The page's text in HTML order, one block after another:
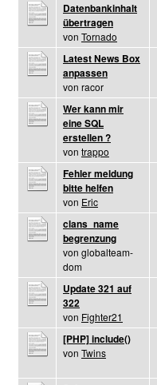
Datenbankinhalt
übertragen
von Tornado
Latest News Box
anpassen
von racor
Wer kann mir
eine SQL
erstellen ?
von trappo
Fehler meldung
bitte helfen
von Eric
clans_name
begrenzung
von globalteam-
dom
Update 321 auf
322
von Fighter21
[PHP] include()
von Twins